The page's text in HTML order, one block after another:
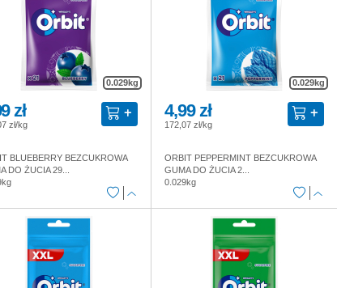
0.029kg
zł
zł/kg
BLUEBERRY BEZCUKROWA
DO ŻUCIA 29...
0.029kg
4,99 zł
172,07 zł/kg
ORBIT PEPPERMINT BEZCUKROWA
GUMA DO ŻUCIA 2...
0.029kg